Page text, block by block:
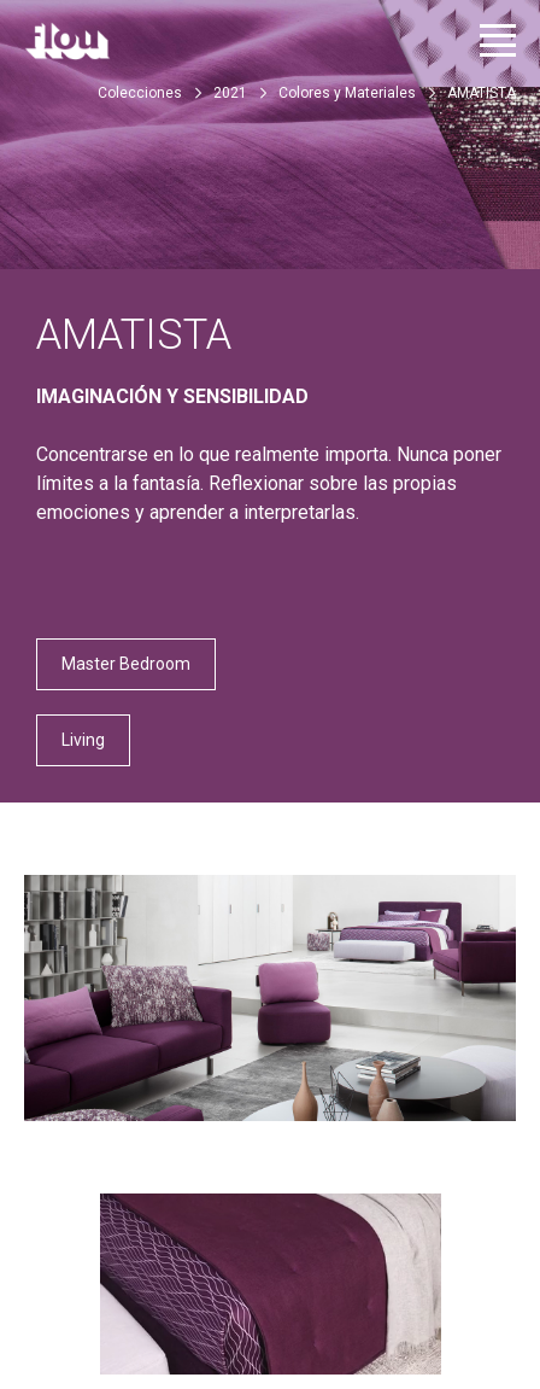
Colecciones 2021 Colores y Materiales AMATISTA
AMATISTA
IMAGINACIÓN Y SENSIBILIDAD
Concentrarse en lo que realmente importa. Nunca poner
límites a la fantasía. Reflexionar sobre las propias
emociones y aprender a interpretarlas.
Master Bedroom
Living